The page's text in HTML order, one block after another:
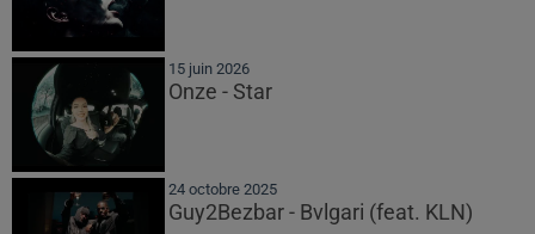
15 juin 2026
Onze - Star
24 octobre 2025
Guy2Bezbar - Bvlgari (feat. KLN)